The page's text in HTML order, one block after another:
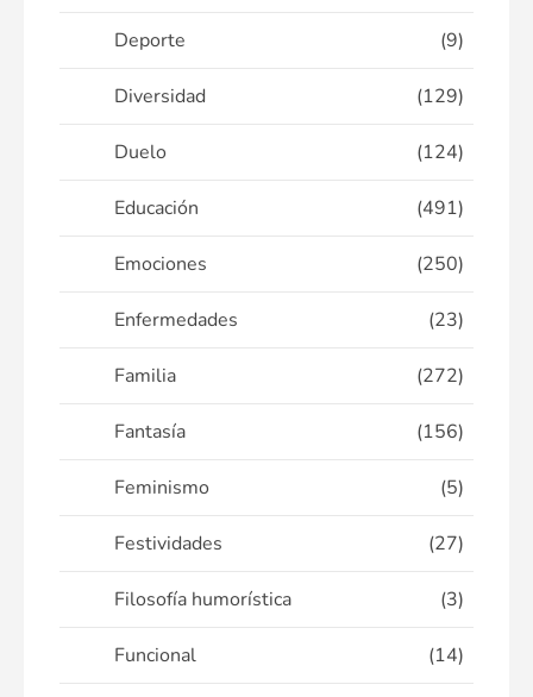
Deporte (9)
Diversidad (129)
Duelo (124)
Educación (491)
Emociones (250)
Enfermedades (23)
Familia (272)
Fantasía (156)
Feminismo (5)
Festividades (27)
Filosofía humorística (3)
Funcional (14)